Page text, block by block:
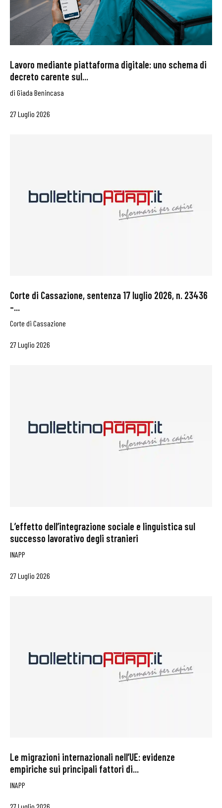
Lavoro mediante piattaforma digitale: uno schema di
decreto carente sul...
di Giada Benincasa
27 Luglio 2026
Corte di Cassazione, sentenza 17 luglio 2026, n. 23436
–...
Corte di Cassazione
27 Luglio 2026
L’effetto dell’integrazione sociale e linguistica sul
successo lavorativo degli stranieri
INAPP
27 Luglio 2026
Le migrazioni internazionali nell’UE: evidenze
empiriche sui principali fattori di...
INAPP